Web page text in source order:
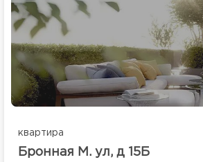
квартира
Бронная М. ул, д 15Б